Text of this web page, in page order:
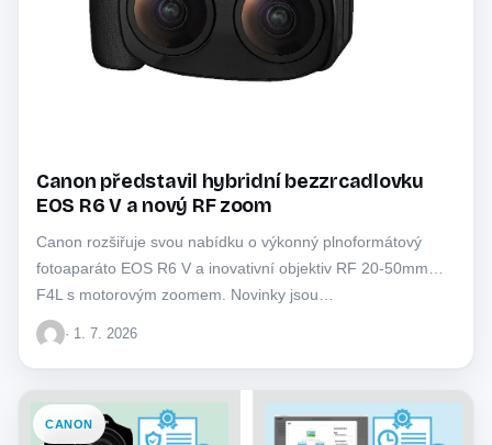
Canon představil hybridní bezzrcadlovku
EOS R6 V a nový RF zoom
Canon rozšiřuje svou nabídku o výkonný plnoformátový
fotoaparáto EOS R6 V a inovativní objektiv RF 20-50mm
F4L s motorovým zoomem. Novinky jsou…
· 1. 7. 2026
CANON